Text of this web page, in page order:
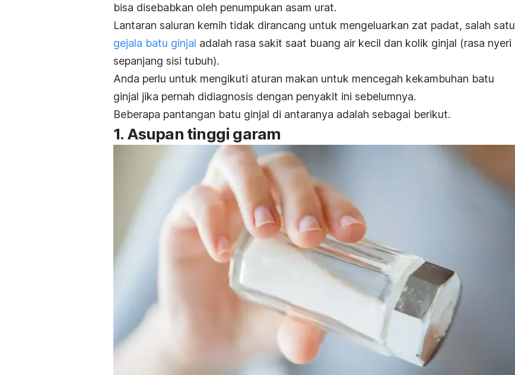
bisa disebabkan oleh penumpukan asam urat.
Lantaran saluran kemih tidak dirancang untuk mengeluarkan zat padat, salah satu
gejala batu ginjal adalah rasa sakit saat buang air kecil dan kolik ginjal (rasa nyeri
sepanjang sisi tubuh).
Anda perlu untuk mengikuti aturan makan untuk mencegah kekambuhan batu
ginjal jika pernah didiagnosis dengan penyakit ini sebelumnya.
Beberapa pantangan batu ginjal di antaranya adalah sebagai berikut.
1. Asupan tinggi garam